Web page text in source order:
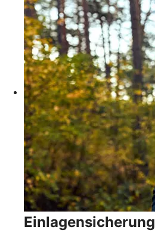
Einlagensicherung